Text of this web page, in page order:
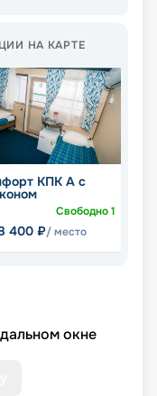
НА КАРТЕ
КПК А с
Свободно1
400 ₽/ место
окне